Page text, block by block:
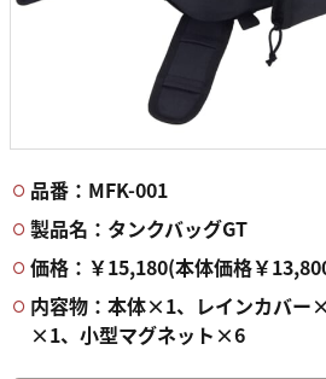
品番：MFK-001
製品名：タンクバッグGT
価格：￥15,180(本体価格￥
内容物：本体×1、レインカバー
×1、小型マグネット×6